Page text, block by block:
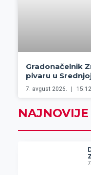
Gradonačelnik
pivaru u
7. avgust 2026. 15:12
NAJNOVIJE